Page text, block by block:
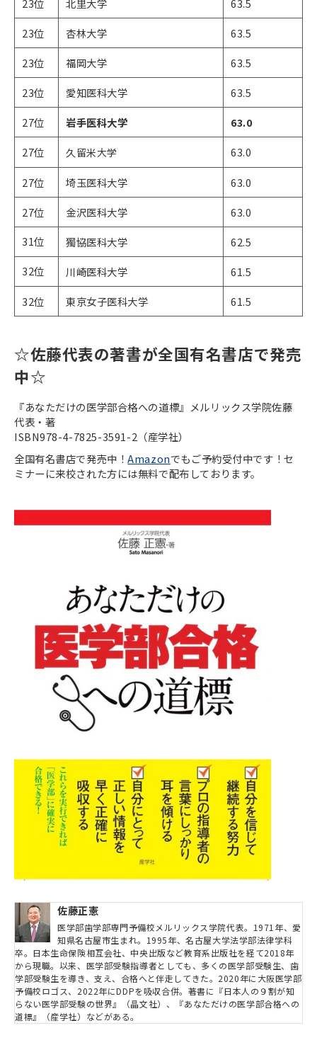
23位 北里大学
63.5
23位
杏林大学
63.5
23位
福岡大学
63.5
23位
愛知医科大学
63.5
27位
岩手医科大学
63.0
27位
​​​​​久留米大学 63.0
27位 埼玉医科大学
63.0
27位
金沢医科大学
63.0
31位
獨協医科大学
62.5
32位
川崎医科大学
61.5
32位
東京女子医科大学 61.5
☆佐藤代表の著書が全国有名書店で発売
中☆
『あなただけの医学部合格への道標』メルリックス学院佐藤
代表・著
ISBN978-4-7825-3591-2（産学社）
全国有名書店で発売中！Amazonでもご予約受付中です！セ
ミナーに来校された方には無料で配布しております。
佐藤正憲
医学部歯学部専門予備校メルリックス学院代表。1971年、愛
知県名古屋市生まれ。1995年、名古屋大学法学部法律学科
卒。日本生命保険相互会社、中央出版など教育系出版社を経て2018年
から現職。以来、医学部受験指導者としても、多くの医学部受験生、歯
学部受験生を導き、支え、合格へと伴走してきた。2020年に大阪医学部
予備校ロゴス、2022年にDDPを吸収合併。著書に『日本人の９割が知
らない医学部受験の世界』（晶文社）、『あなただけの医学部合格への
道標』（産学社）などがある。